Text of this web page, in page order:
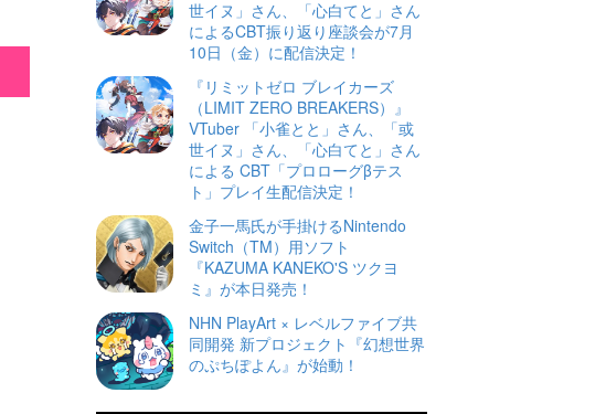
世イヌ」さん、「心白てと」さん
によるCBT振り返り座談会が7月
10日（金）に配信決定！
『リミットゼロ ブレイカーズ
（LIMIT ZERO BREAKERS）』
VTuber 「小雀とと」さん、「或
世イヌ」さん、「心白てと」さん
による CBT「プロローグβテス
ト」プレイ生配信決定！
金子一馬氏が手掛けるNintendo
Switch（TM）用ソフト
『KAZUMA KANEKO'S ツクヨ
ミ』が本日発売！
NHN PlayArt × レベルファイブ共
同開発 新プロジェクト『幻想世界
のぷちぽよん』が始動！